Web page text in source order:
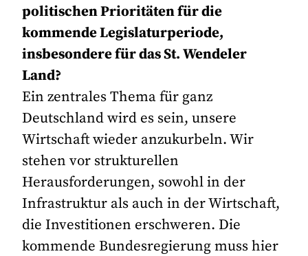
politischen Prioritäten für die
kommende Legislaturperiode,
insbesondere für das St. Wendeler
Land?
Ein zentrales Thema für ganz
Deutschland wird es sein, unsere
Wirtschaft wieder anzukurbeln. Wir
stehen vor strukturellen
Herausforderungen, sowohl in der
Infrastruktur als auch in der Wirtschaft,
die Investitionen erschweren. Die
kommende Bundesregierung muss hier